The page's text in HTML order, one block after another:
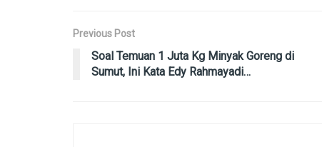
Previous Post
Soal Temuan 1 Juta Kg Minyak Goreng di
Sumut, Ini Kata Edy Rahmayadi…